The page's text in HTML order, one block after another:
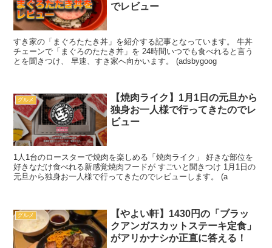
でレビュー
すき家の「まぐろたたき丼」を紹介する記事となっています。 牛丼
チェーンで「まぐろのたたき丼」を 24時間いつでも食べれると言う
とを聞きつけ、 早速、すき家へ向かいます。 (adsbygoog
グルメ
【焼肉ライク】1月1日の元旦から
独身お一人様で行ってきたのでレ
ビュー
1人1台のロースターで焼肉を楽しめる「焼肉ライク」 好きな部位を
好きなだけ食べれる新感覚焼肉フードが すごいと聞きつけ 1月1日の
元旦から独身お一人様で行ってきたのでレビューします。 (a
グルメ
【やよい軒】1430円の「ブラッ
クアンガスカットステーキ定食」
がアリかナシか正直に答える！